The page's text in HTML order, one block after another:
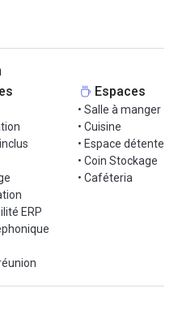
votre visite !
ERP
Espaces
• Salle à manger
• Cuisine
• Espace détente
• Coin Stockage
• Caféteria